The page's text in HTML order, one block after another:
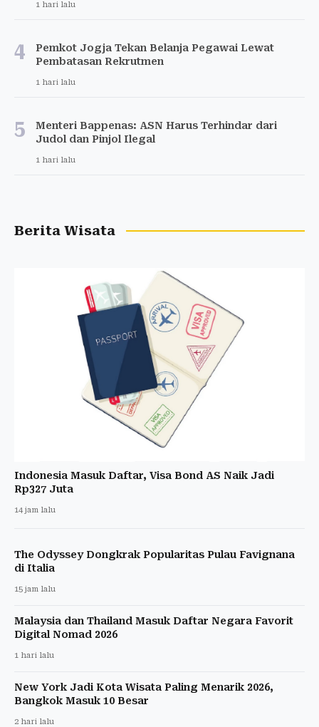
1 hari lalu
4
Pemkot Jogja Tekan Belanja Pegawai Lewat
Pembatasan Rekrutmen
1 hari lalu
5
Menteri Bappenas: ASN Harus Terhindar dari
Judol dan Pinjol Ilegal
1 hari lalu
Berita Wisata
Indonesia Masuk Daftar, Visa Bond AS Naik Jadi
Rp327 Juta
14 jam lalu
The Odyssey Dongkrak Popularitas Pulau Favignana
di Italia
15 jam lalu
Malaysia dan Thailand Masuk Daftar Negara Favorit
Digital Nomad 2026
1 hari lalu
New York Jadi Kota Wisata Paling Menarik 2026,
Bangkok Masuk 10 Besar
2 hari lalu